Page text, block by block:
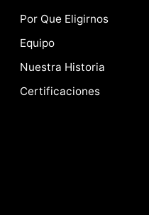
Por Que Eligirnos
Equipo
Nuestra Historia
Certificaciones